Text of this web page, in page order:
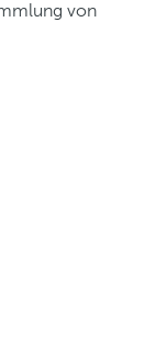
von